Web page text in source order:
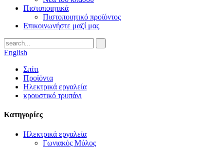
Πιστοποιητικά
Πιστοποιητικό προϊόντος
Επικοινωνήστε μαζί μας
English
Σπίτι
Προϊόντα
Ηλεκτρικά εργαλεία
κρουστικό τρυπάνι
Κατηγορίες
Ηλεκτρικά εργαλεία
Γωνιακός Μύλος